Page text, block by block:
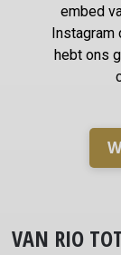
embed
hebt ons
VAN RIO